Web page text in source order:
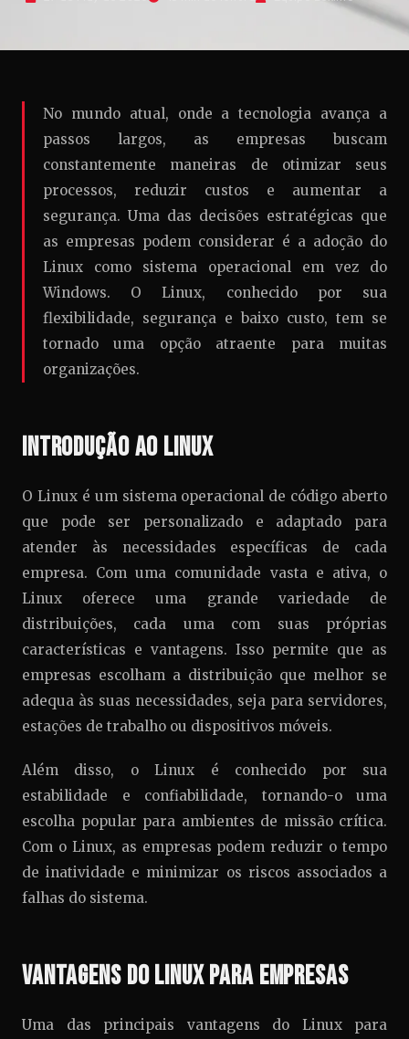
No mundo atual, onde a tecnologia avança a
passos largos, as empresas buscam
constantemente maneiras de otimizar seus
processos, reduzir custos e aumentar a
segurança. Uma das decisões estratégicas que
as empresas podem considerar é a adoção do
Linux como sistema operacional em vez do
Windows. O Linux, conhecido por sua
flexibilidade, segurança e baixo custo, tem se
tornado uma opção atraente para muitas
organizações.
Introdução ao Linux
O Linux é um sistema operacional de código aberto
que pode ser personalizado e adaptado para
atender às necessidades específicas de cada
empresa. Com uma comunidade vasta e ativa, o
Linux oferece uma grande variedade de
distribuições, cada uma com suas próprias
características e vantagens. Isso permite que as
empresas escolham a distribuição que melhor se
adequa às suas necessidades, seja para servidores,
estações de trabalho ou dispositivos móveis.
Além disso, o Linux é conhecido por sua
estabilidade e confiabilidade, tornando-o uma
escolha popular para ambientes de missão crítica.
Com o Linux, as empresas podem reduzir o tempo
de inatividade e minimizar os riscos associados a
falhas do sistema.
Vantagens do Linux para Empresas
Uma das principais vantagens do Linux para